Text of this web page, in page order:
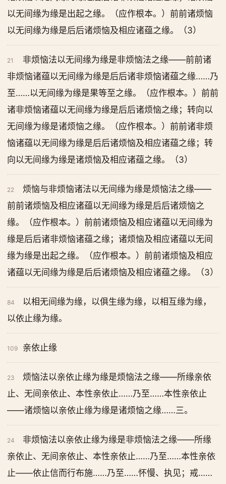
以无间缘为缘是出起之缘。（应作根本。）前前诸烦恼
以无间缘为缘是后后诸烦恼及相应诸蕴之缘。（3）
21
非烦恼法以无间缘为缘是非烦恼法之缘——前前诸
非烦恼诸蕴以无间缘为缘是后后诸非烦恼诸蕴之缘……乃
至……以无间缘为缘是果等至之缘。（应作根本。）前前
诸非烦恼诸蕴以无间缘为缘是后后诸烦恼之缘；转向以
无间缘为缘是诸烦恼之缘。（应作根本。）前前诸非烦
恼诸蕴以无间缘为缘是后后诸烦恼及相应诸蕴之缘；转
向以无间缘为缘是诸烦恼及相应诸蕴之缘。（3）
22
烦恼与非烦恼诸法以无间缘为缘是烦恼法之缘——
前前诸烦恼及相应诸蕴以无间缘为缘是后后诸烦恼之
缘。（应作根本。）前前诸烦恼及相应诸蕴以无间缘为
缘是后后诸非烦恼诸蕴之缘；诸烦恼及相应诸蕴以无间
缘为缘是出起之缘。（应作根本。）前前诸烦恼及相应
诸蕴以无间缘为缘是后后诸烦恼及相应诸蕴之缘。（3）
84
以相无间缘为缘，以俱生缘为缘，以相互缘为缘，
以依止缘为缘。
109 亲依止缘
23
烦恼法以亲依止缘为缘是烦恼法之缘——所缘亲依
止、无间亲依止、本性亲依止……乃至……本性亲依止
——诸烦恼以亲依止缘为缘是诸烦恼之缘……三。
24
非烦恼法以亲依止缘为缘是非烦恼法之缘——所缘
亲依止、无间亲依止、本性亲依止……乃至……本性亲依
止——依止信而行布施……乃至……怀慢、执见；戒……